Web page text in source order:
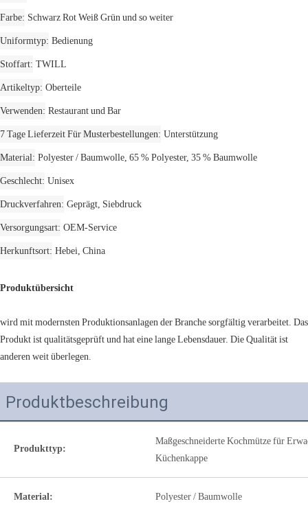
Farbe Schwarz Rot Weiß Grün und so weiter
Uniformtyp Bedienung
Stoffart TWILL
Artikeltyp Oberteile
Verwenden Restaurant und Bar
7 Tage Lieferzeit Für Musterbestellungen Unterstützung
Material Polyester / Baumwolle, 65 % Polyester, 35 % Baumwolle
Geschlecht Unisex
Druckverfahren Geprägt, Siebdruck
Versorgungsart OEM-Service
Herkunftsort Hebei, China
Produktübersicht
wird mit modernsten Produktionsanlagen der Branche sorgfältig verarbeitet. Das
Produkt ist qualitätsgeprüft und hat eine lange Lebensdauer. Die Qualität ist
anderen weit überlegen.
Produktbeschreibung
Produkttyp:
Maßgeschneiderte Kochmütze für
Küchenkappe
Material: Polyester / Baumwolle